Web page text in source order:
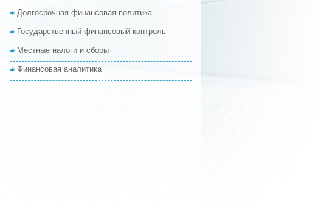
Долгосрочная финансовая политика
Государственный финансовый контроль
Местные налоги и сборы
Финансовая аналитика